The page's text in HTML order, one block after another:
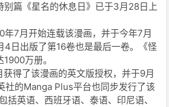
别篇《星名的休息日》已于3月28日上
年7月开始连载该漫画，并于今年7月
4日出版了第16卷也是最后一卷。《怪
万册。
得了该漫画的英文版授权，并于9月
社的Manga Plus平台也同步发行了该
括英语、西班牙语、泰语、印尼语、